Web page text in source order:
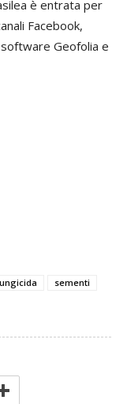
è entrata per
Facebook,
Geofolia e
sementi